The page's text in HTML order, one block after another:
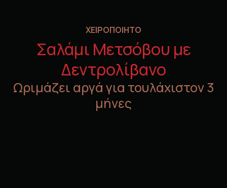
ΧΕΙΡΟΠΟΙΗΤΟ
Σαλάμι Μετσόβου με
Δεντρολίβανο
Ωριμάζει αργά για τουλάχιστον 3
μήνες